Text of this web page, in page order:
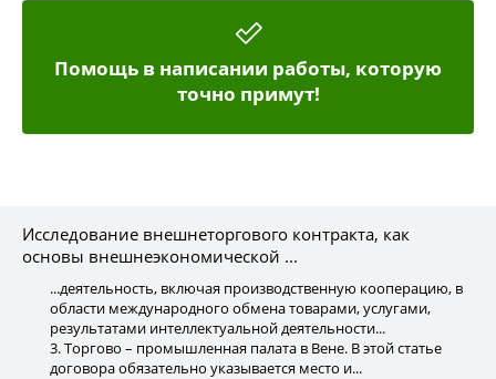
Помощь в написании работы, которую
точно примут!
Исследование внешнеторгового контракта, как
основы внешнеэкономической ...
...деятельность, включая производственную кооперацию, в
области международного обмена товарами, услугами,
результатами интеллектуальной деятельности...
3. Торгово – промышленная палата в Вене. В этой статье
договора обязательно указывается место и...